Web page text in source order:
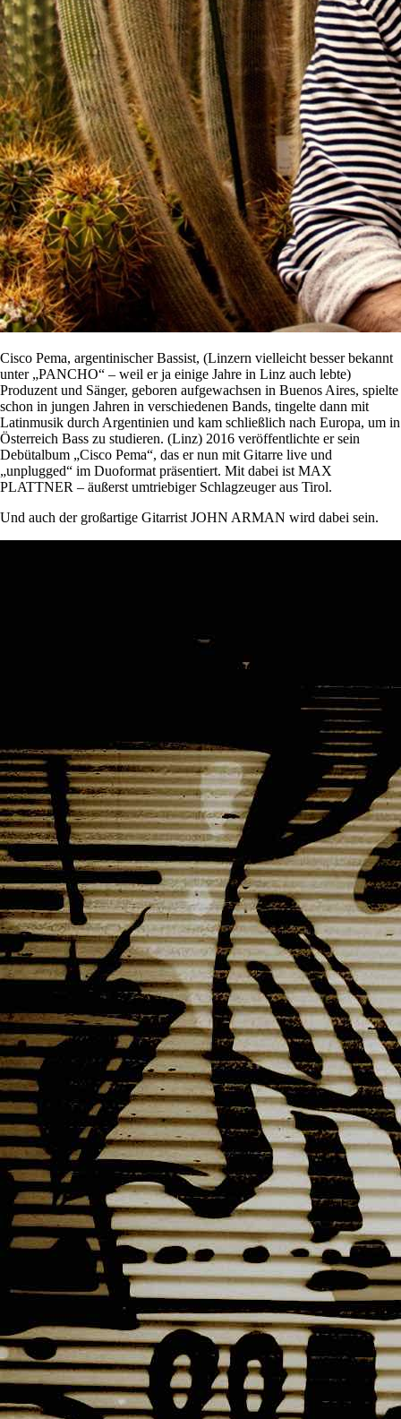
Cisco Pema, argentinischer Bassist, (Linzern vielleicht besser bekannt
unter „PANCHO“ – weil er ja einige Jahre in Linz auch lebte)
Produzent und Sänger, geboren aufgewachsen in Buenos Aires, spielte
schon in jungen Jahren in verschiedenen Bands, tingelte dann mit
Latinmusik durch Argentinien und kam schließlich nach Europa, um in
Österreich Bass zu studieren. (Linz) 2016 veröffentlichte er sein
Debütalbum „Cisco Pema“, das er nun mit Gitarre live und
„unplugged“ im Duoformat präsentiert. Mit dabei ist MAX
PLATTNER – äußerst umtriebiger Schlagzeuger aus Tirol.
Und auch der großartige Gitarrist JOHN ARMAN wird dabei sein.